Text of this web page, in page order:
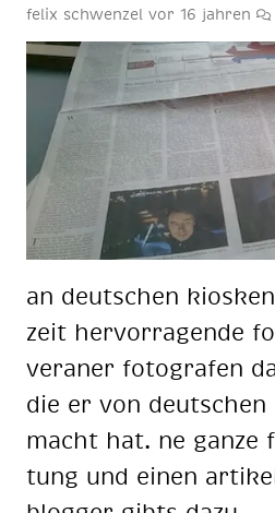
felix schwenzel vor 16 jahren
an deut­schen
zeit her­vor­ra­gen­de
ve­ra­ner fo­to­gra­fen
die er von
macht hat. ne
tung und ei­nen